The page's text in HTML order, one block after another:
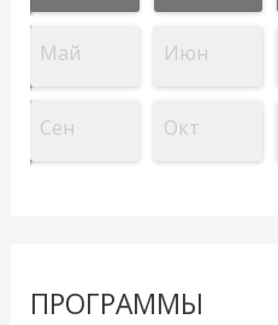
Май Июн
Сен Окт
ПРОГРАММЫ